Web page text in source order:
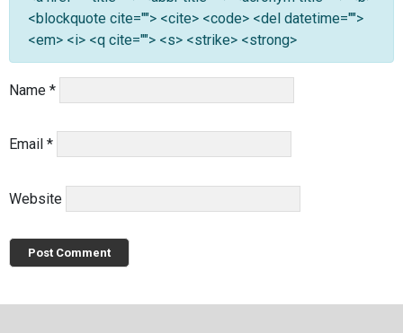
<blockquote cite=""> <cite> <code> <del datetime="">
<em> <i> <q cite=""> <s> <strike> <strong>
Name *
Email *
Website